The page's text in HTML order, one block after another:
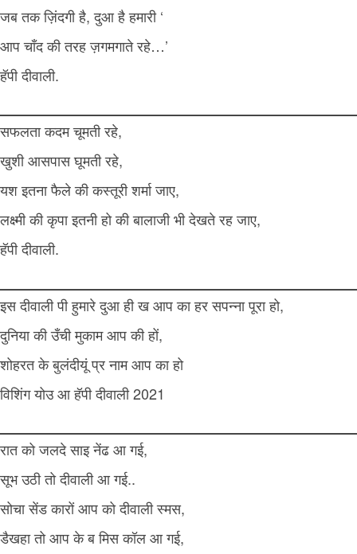
जब तक ज़िंदगी है, दुआ है हमारी ‘
आप चाँद की तरह ज़गमगाते रहे…’
हॅपी दीवाली.
सफलता कदम चूमती रहे,
खुशी आसपास घूमती रहे,
यश इतना फैले की कस्तूरी शर्मा जाए,
लक्ष्मी की कृपा इतनी हो की बालाजी भी देखते रह जाए,
हॅपी दीवाली.
इस दीवाली पी हुमारे दुआ ही ख आप का हर सपन्ना पूरा हो,
दुनिया की उँची मुकाम आप की हों,
शोहरत के बुलंदीयूं प्र नाम आप का हो
विशिंग योउ आ हॅपी दीवाली 2021
रात को जलदे साइ नेंढ आ गई,
सूभ उठी तो दीवाली आ गई..
सोचा सेंड कारों आप को दीवाली स्मस,
डैखहा तो आप के ब मिस कॉल आ गई,